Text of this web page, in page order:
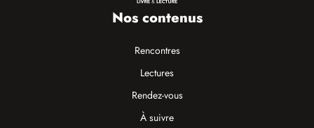
Nos contenus
Rencontres
Lectures
Rendez-vous
À suivre